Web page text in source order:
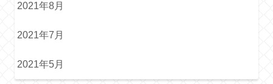
2021年8月
2021年7月
2021年5月